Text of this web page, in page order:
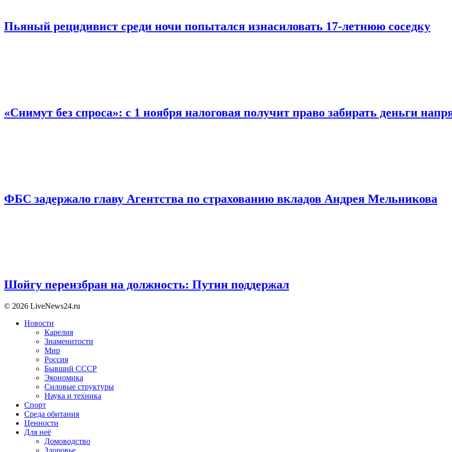
Пьяный рецидивист среди ночи попытался изнасиловать 17-летнюю соседку
«Снимут без спроса»: с 1 ноября налоговая получит право забирать деньги
ФБС задержало главу Агентства по страхованию вкладов Андрея Мельникова
Шойгу переизбран на должность: Путин поддержал
© 2026 LiveNews24.ru
Новости
Карелия
Знаменитости
Мир
Россия
Бывший СССР
Экономика
Силовые структуры
Наука и техника
Спорт
Среда обитания
Ценности
Для неё
Домоводство